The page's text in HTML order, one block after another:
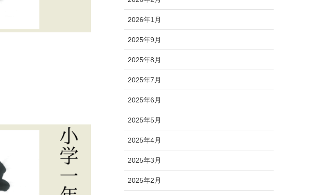
2026年1月
2025年9月
2025年8月
2025年7月
2025年6月
2025年5月
2025年4月
2025年3月
2025年2月